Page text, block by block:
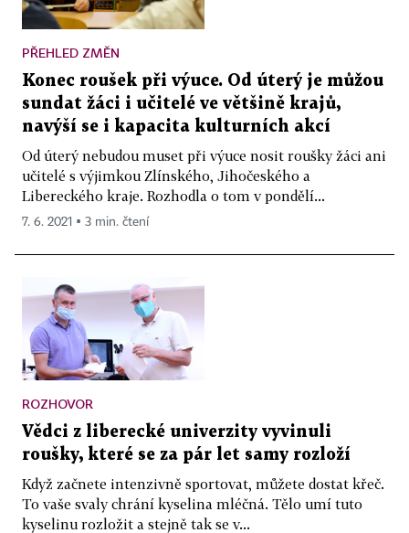
PŘEHLED ZMĚN
Konec roušek při výuce. Od úterý je můžou
sundat žáci i učitelé ve většině krajů,
navýší se i kapacita kulturních akcí
Od úterý nebudou muset při výuce nosit roušky žáci ani
učitelé s výjimkou Zlínského, Jihočeského a
Libereckého kraje. Rozhodla o tom v pondělí...
7. 6. 2021 ▪ 3 min. čtení
ROZHOVOR
Vědci z liberecké univerzity vyvinuli
roušky, které se za pár let samy rozloží
Když začnete intenzivně sportovat, můžete dostat křeč.
To vaše svaly chrání kyselina mléčná. Tělo umí tuto
kyselinu rozložit a stejně tak se v...